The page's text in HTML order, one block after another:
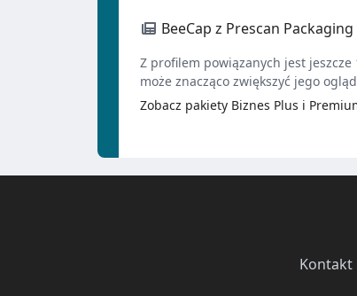
BeeCap z Prescan
Z profilem powiązanych jest
może znacząco zwiększyć jego
Zobacz pakiety Biznes Plus i
Kontakt·